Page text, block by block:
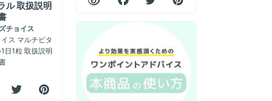
ル 取扱説明
チョイス
ス マルチビタ
日1粒 取扱説明